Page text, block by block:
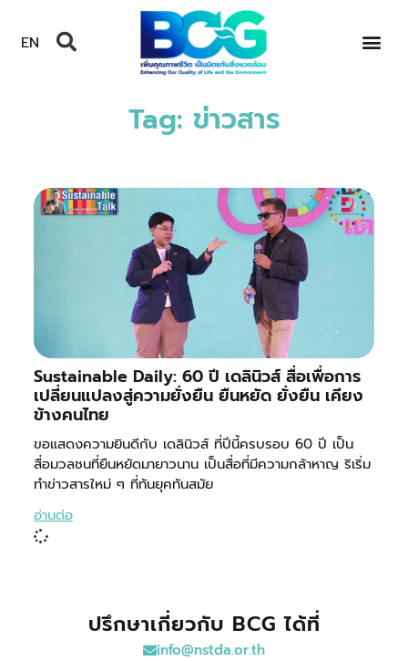
EN
Tag: ข่าวสาร
Sustainable Daily: 60 ปี เดลินิวส์ สื่อเพื่อการ
เปลี่ยนแปลงสู่ความยั่งยืน ยืนหยัด ยั่งยืน เคียง
ข้างคนไทย
ขอแสดงความยินดีกับ เดลินิวส์ ที่ปีนี้ครบรอบ 60 ปี เป็น
สื่อมวลชนที่ยืนหยัดมายาวนาน เป็นสื่อที่มีความกล้าหาญ ริเริ่ม
ทำข่าวสารใหม่ ๆ ที่ทันยุคทันสมัย
อ่านต่อ
ปรึกษาเกี่ยวกับ BCG ได้ที่
info@nstda.or.th